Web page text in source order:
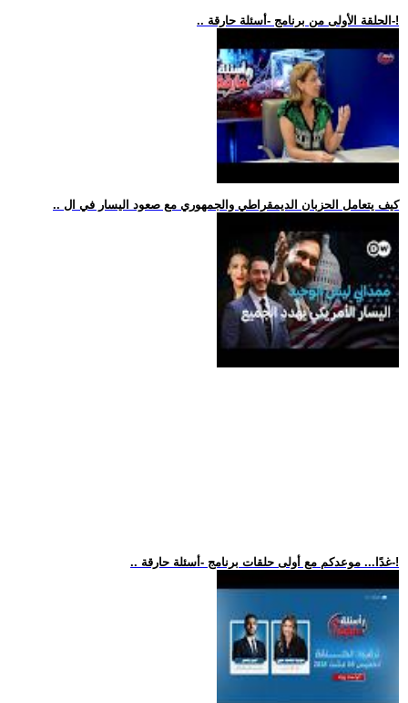
.. الحلقة الأولى من برنامج -أسئلة حارقة-!
.. كيف يتعامل الحزبان الديمقراطي والجمهوري مع صعود اليسار في ال
.. غدًا... موعدكم مع أولى حلقات برنامج -أسئلة حارقة-!